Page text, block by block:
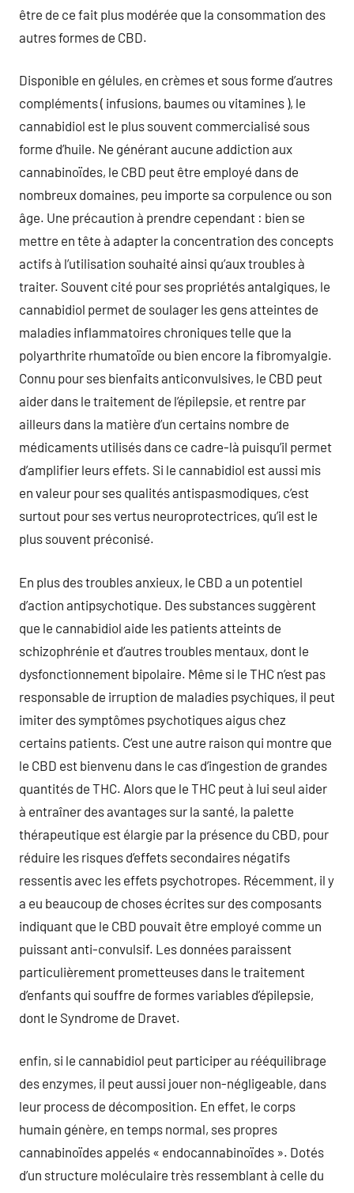
être de ce fait plus modérée que la consommation des
autres formes de CBD.
Disponible en gélules, en crèmes et sous forme d’autres
compléments ( infusions, baumes ou vitamines ), le
cannabidiol est le plus souvent commercialisé sous
forme d’huile. Ne générant aucune addiction aux
cannabinoïdes, le CBD peut être employé dans de
nombreux domaines, peu importe sa corpulence ou son
âge. Une précaution à prendre cependant : bien se
mettre en tête à adapter la concentration des concepts
actifs à l’utilisation souhaité ainsi qu’aux troubles à
traiter. Souvent cité pour ses propriétés antalgiques, le
cannabidiol permet de soulager les gens atteintes de
maladies inflammatoires chroniques telle que la
polyarthrite rhumatoïde ou bien encore la fibromyalgie.
Connu pour ses bienfaits anticonvulsives, le CBD peut
aider dans le traitement de l’épilepsie, et rentre par
ailleurs dans la matière d’un certains nombre de
médicaments utilisés dans ce cadre-là puisqu’il permet
d’amplifier leurs effets. Si le cannabidiol est aussi mis
en valeur pour ses qualités antispasmodiques, c’est
surtout pour ses vertus neuroprotectrices, qu’il est le
plus souvent préconisé.
En plus des troubles anxieux, le CBD a un potentiel
d’action antipsychotique. Des substances suggèrent
que le cannabidiol aide les patients atteints de
schizophrénie et d’autres troubles mentaux, dont le
dysfonctionnement bipolaire. Même si le THC n’est pas
responsable de irruption de maladies psychiques, il peut
imiter des symptômes psychotiques aigus chez
certains patients. C’est une autre raison qui montre que
le CBD est bienvenu dans le cas d’ingestion de grandes
quantités de THC. Alors que le THC peut à lui seul aider
à entraîner des avantages sur la santé, la palette
thérapeutique est élargie par la présence du CBD, pour
réduire les risques d’effets secondaires négatifs
ressentis avec les effets psychotropes. Récemment, il y
a eu beaucoup de choses écrites sur des composants
indiquant que le CBD pouvait être employé comme un
puissant anti-convulsif. Les données paraissent
particulièrement prometteuses dans le traitement
d’enfants qui souffre de formes variables d’épilepsie,
dont le Syndrome de Dravet.
enfin, si le cannabidiol peut participer au rééquilibrage
des enzymes, il peut aussi jouer non-négligeable, dans
leur process de décomposition. En effet, le corps
humain génère, en temps normal, ses propres
cannabinoïdes appelés « endocannabinoïdes ». Dotés
d’un structure moléculaire très ressemblant à celle du